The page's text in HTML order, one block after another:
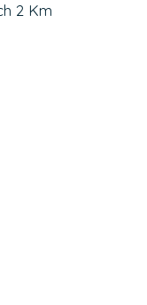
2 Km